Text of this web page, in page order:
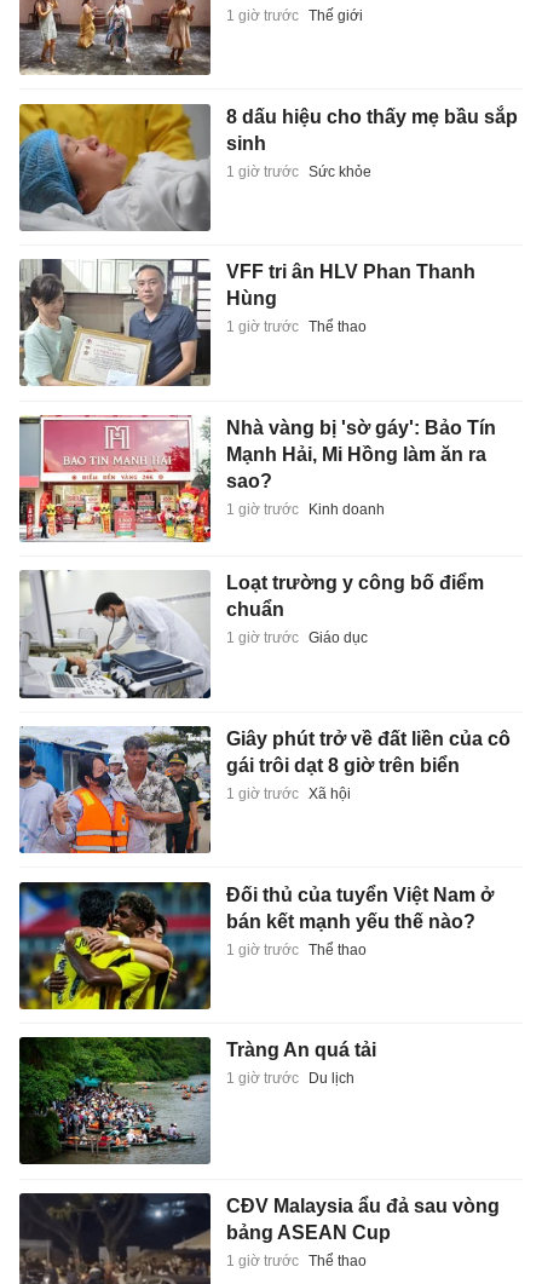
1 giờ trước Thế giới
8 dấu hiệu cho thấy mẹ bầu sắp
sinh
1 giờ trước Sức khỏe
VFF tri ân HLV Phan Thanh
Hùng
1 giờ trước Thể thao
Nhà vàng bị 'sờ gáy': Bảo Tín
Mạnh Hải, Mi Hồng làm ăn ra
sao?
1 giờ trước Kinh doanh
Loạt trường y công bố điểm
chuẩn
1 giờ trước Giáo dục
Giây phút trở về đất liền của cô
gái trôi dạt 8 giờ trên biển
1 giờ trước Xã hội
Đối thủ của tuyển Việt Nam ở
bán kết mạnh yếu thế nào?
1 giờ trước Thể thao
Tràng An quá tải
1 giờ trước Du lịch
CĐV Malaysia ẩu đả sau vòng
bảng ASEAN Cup
1 giờ trước Thể thao